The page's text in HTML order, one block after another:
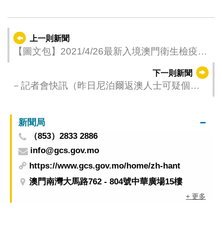
上一則新聞
【圖文包】2021/4/26最新入境澳門衛生檢疫要
下一則新聞
－記者會快訊（昨日尼泊爾返澳人士可疑個案
新聞局
（853）2833 2886
info@gcs.gov.mo
https://www.gcs.gov.mo/home/zh-hant
澳門南灣大馬路762 - 804號中華廣場15樓
+ 更多